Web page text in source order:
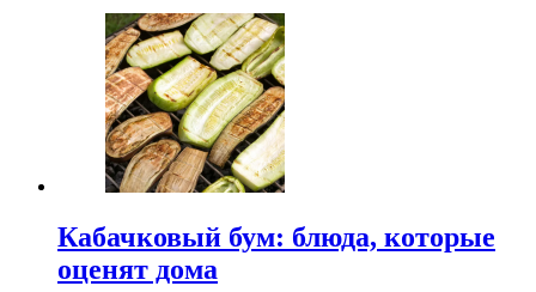
Кабачковый бум: блюда, которые
оценят дома